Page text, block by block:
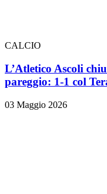
CALCIO
L’Atletico Ascoli
pareggio: 1-1 col
03 Maggio 2026